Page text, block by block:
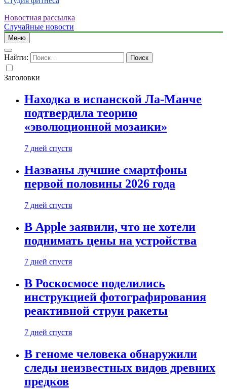
Новостная рассылка
Случайные новости
Меню
Найти:
Заголовки
Находка в испанской Ла-Манче
подтвердила теорию
«эволюционной мозаики»
7 дней спустя
Названы лучшие смартфоны
первой половины 2026 года
7 дней спустя
В Apple заявили, что не хотели
поднимать цены на устройства
7 дней спустя
В Роскосмосе поделились
инструкцией фотографирования
реактивной струи ракеты
7 дней спустя
В геноме человека обнаружили
следы неизвестных видов древних
предков